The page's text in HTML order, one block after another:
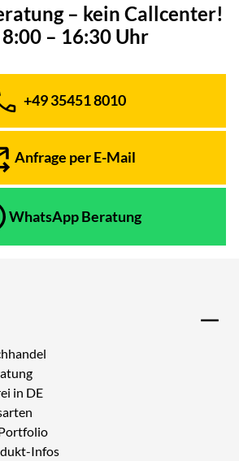
– kein Callcenter!
– 16:30 Uhr
Telefon:
+49 35451 8010
Anfrage per E-Mail
WhatsApp Beratung
in DE
Infos